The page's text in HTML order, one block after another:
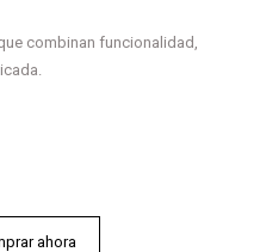
combinan funcionalidad,
ahora